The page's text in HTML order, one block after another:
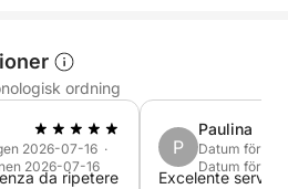
eller grupper av vänner, det
uppleva den mest
ordning
2026-07-16 ·
2026-07-16
da ripetere
P
Paulina
Datum för
Datum för
Excelente service